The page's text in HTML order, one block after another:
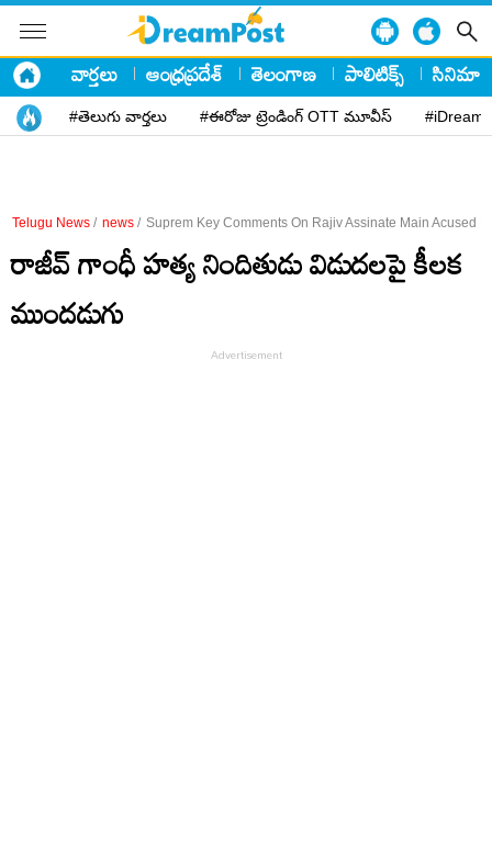
వార్తలు ఆంధ్రప్రదేశ్ తెలంగాణ పాలిటిక్స్ సినిమా
#తెలుగు వార్తలు #ఈరోజు ట్రెండింగ్ OTT మూవీస్
Telugu News / news / Suprem Key Comments On Rajiv Assinate Main Acused
రాజీవ్ గాంధీ హత్య నిందితుడు విడుదలపై కీలక
ముందడుగు